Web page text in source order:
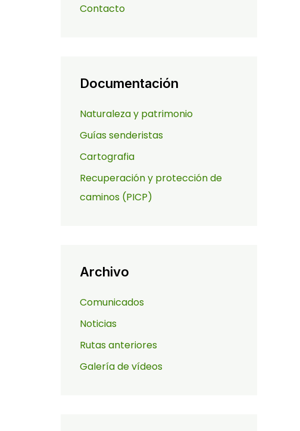
Contacto
Documentación
Naturaleza y patrimonio
Guías senderistas
Cartografia
Recuperación y protección de
caminos (PICP)
Archivo
Comunicados
Noticias
Rutas anteriores
Galería de vídeos